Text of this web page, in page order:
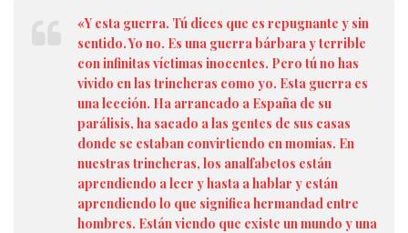
«Y esta guerra. Tú dices que es repugnante y sin
sentido. Yo no. Es una guerra bárbara y terrible
con infinitas víctimas inocentes. Pero tú no has
vivido en las trincheras como yo. Esta guerra es
una lección. Ha arrancado a España de su
parálisis, ha sacado a las gentes de sus casas
donde se estaban convirtiendo en momias. En
nuestras trincheras, los analfabetos están
aprendiendo a leer y hasta a hablar y están
aprendiendo lo que significa hermandad entre
hombres. Están viendo que existe un mundo y una